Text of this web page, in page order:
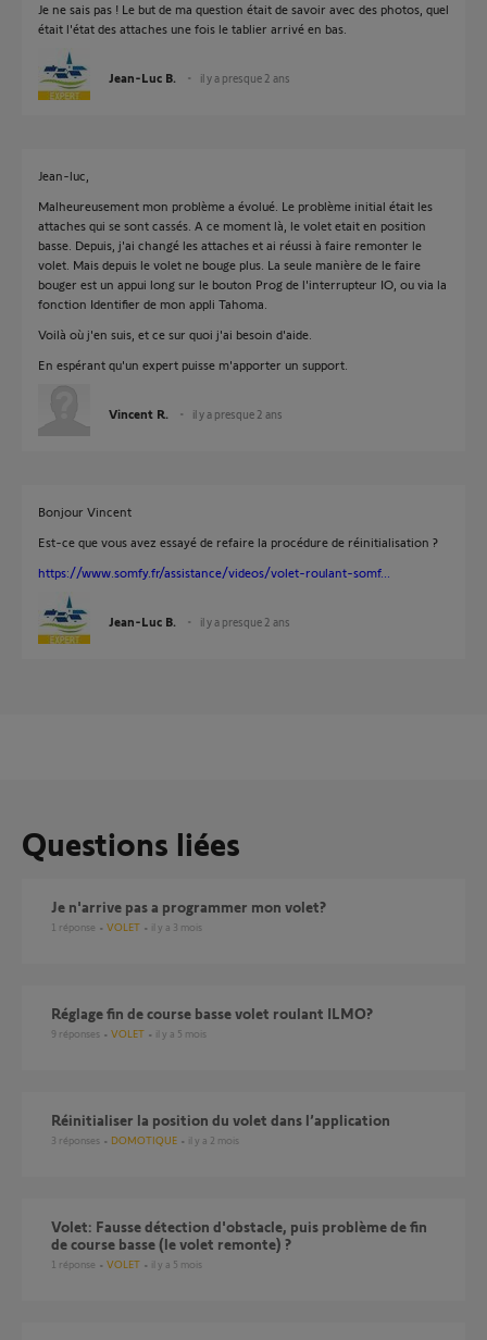
Je ne sais pas ! Le but de ma question était de savoir avec des photos, quel
était l'état des attaches une fois le tablier arrivé en bas.
Jean-Luc B. il y a presque 2 ans
Jean-luc,
Malheureusement mon problème a évolué. Le problème initial était les
attaches qui se sont cassés. A ce moment là, le volet etait en position
basse. Depuis, j'ai changé les attaches et ai réussi à faire remonter le
volet. Mais depuis le volet ne bouge plus. La seule manière de le faire
bouger est un appui long sur le bouton Prog de l'interrupteur IO, ou via la
fonction Identifier de mon appli Tahoma.
Voilà où j'en suis, et ce sur quoi j'ai besoin d'aide.
En espérant qu'un expert puisse m'apporter un support.
Vincent R. il y a presque 2 ans
Bonjour Vincent
Est-ce que vous avez essayé de refaire la procédure de réinitialisation ?
https://www.somfy.fr/assistance/videos/volet-roulant-somf...
Jean-Luc B. il y a presque 2 ans
Questions liées
je n'arrive pas a programmer mon volet?
1 réponse VOLET il y a 3 mois
réglage fin de course basse volet roulant ILMO?
9 réponses VOLET il y a 5 mois
Réinitialiser la position du volet dans l’application
3 réponses DOMOTIQUE il y a 2 mois
Volet: Fausse détection d'obstacle, puis problème de fin
de course basse (le volet remonte) ?
1 réponse VOLET il y a 5 mois